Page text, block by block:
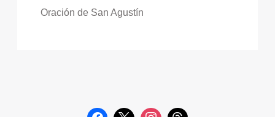
Oración de San Agustín